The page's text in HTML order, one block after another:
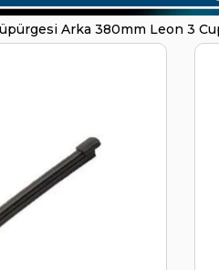
Arka 380mm Leon 3